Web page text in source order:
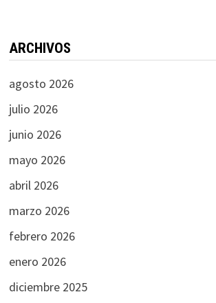
ARCHIVOS
agosto 2026
julio 2026
junio 2026
mayo 2026
abril 2026
marzo 2026
febrero 2026
enero 2026
diciembre 2025